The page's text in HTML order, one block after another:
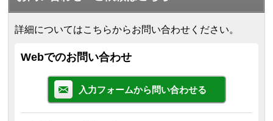
詳細についてはこちらからお問い合わせください。
Webでのお問い合わせ
入力フォームから問い合わせる